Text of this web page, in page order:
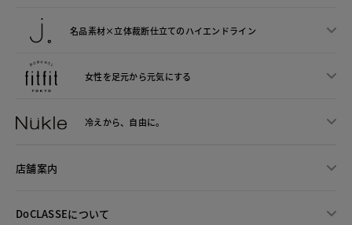
名品素材×立体裁断仕立てのハイエンドライン
女性を足元から元気にする
冷えから、 自由に。
店舗案内
DoCLASSEについて